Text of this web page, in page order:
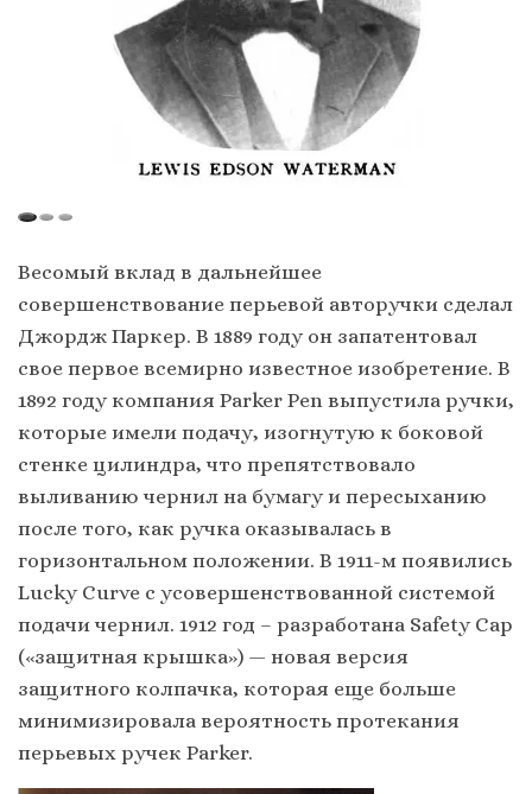
Весомый вклад в дальнейшее
совершенствование перьевой авторучки сделал
Джордж Паркер. В 1889 году он запатентовал
свое первое всемирно известное изобретение. В
1892 году компания Parker Pen выпустила ручки,
которые имели подачу, изогнутую к боковой
стенке цилиндра, что препятствовало
выливанию чернил на бумагу и пересыханию
после того, как ручка оказывалась в
горизонтальном положении. В 1911-м появились
Lucky Curve с усовершенствованной системой
подачи чернил. 1912 год – разработана Safety Cap
(«защитная крышка») — новая версия
защитного колпачка, которая еще больше
минимизировала вероятность протекания
перьевых ручек Parker.